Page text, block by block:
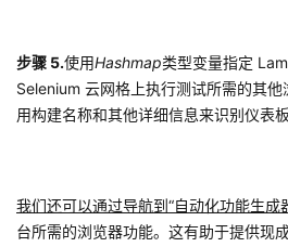
步骤 5.使用Hashmap类型变量指定
Selenium 云网格上执行测试所需的其
用构建名称和其他详细信息来识别仪表
我们还可以通过导航到“自动化功能生成
台所需的浏览器功能。这有助于提供现